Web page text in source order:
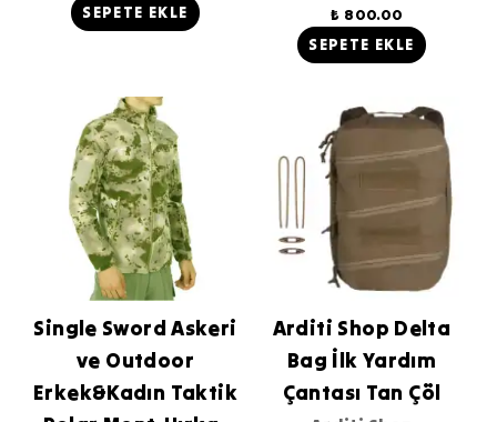
SEPETE EKLE ₺ 800.00
SEPETE EKLE
Single Sword Askeri
ve Outdoor
Erkek&Kadın Taktik
Arditi Shop Delta
Bag İlk Yardım
Çantası Tan Çöl